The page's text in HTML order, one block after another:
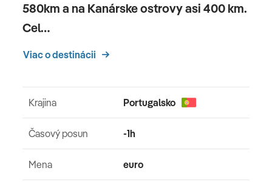
Telocvičňa: denne
580km a na Kanárske ostrovy asi 400 km.
Cel…
Viac o destinácii
Krajina Portugalsko
Časový posun -1h
Mena euro